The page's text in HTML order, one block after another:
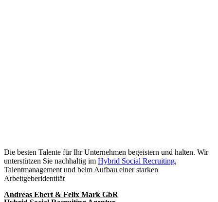
Die besten Talente für Ihr Unternehmen begeistern und halten. Wir
unterstützen Sie nachhaltig im Hybrid Social Recruiting,
Talentmanagement und beim Aufbau einer starken
Arbeitgeberidentität
Andreas Ebert & Felix Mark GbR